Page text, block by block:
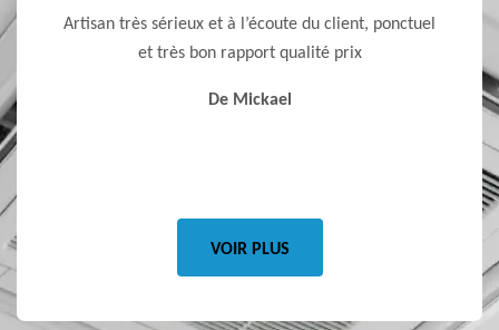
Artisan très sérieux et à l’écoute du client, ponctuel
et très bon rapport qualité prix
De Mickael
la
VOIR PLUS